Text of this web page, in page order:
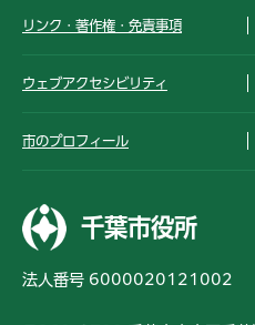
リンク・著作権・免責事項
ウェブアクセシビリティ
市のプロフィール
千葉市役所
法人番号 6000020121002